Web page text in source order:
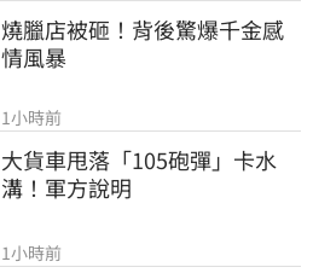
燒臘店被砸！背後驚爆千金感
情風暴
1小時前
大貨車甩落「105砲彈」卡水
溝！軍方說明
1小時前